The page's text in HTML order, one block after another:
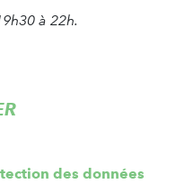
à 22h.
des données